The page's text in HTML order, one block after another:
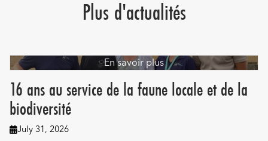
Plus d'actualités
En savoir plus
16 ans au service de la faune locale et de la
biodiversité
July 31, 2026